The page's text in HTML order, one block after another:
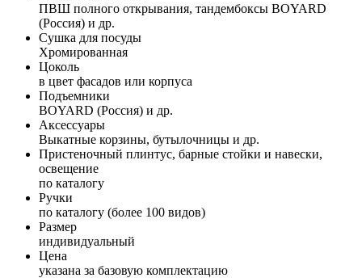
ПВШ полного открывания, тандембоксы BOYARD
(Россия) и др.
Сушка для посуды
Хромированная
Цоколь
в цвет фасадов или корпуса
Подъемники
BOYARD (Россия) и др.
Аксессуары
Выкатные корзины, бутылочницы и др.
Пристеночный плинтус, барные стойки и навески,
освещение
по каталогу
Ручки
по каталогу (более 100 видов)
Размер
индивидуальный
Цена
указана за базовую комплектацию